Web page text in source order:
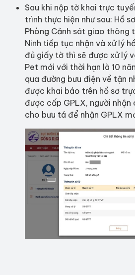
Sau khi nộp tờ khai trực
trình thực hiện như sau: Hồ
Phòng Cảnh sát giao thông
Ninh tiếp tục nhận và xử lý
đủ giấy tờ thì sẽ được xử lý
Pet mới với thời hạn là 10
qua đường bưu điện về tận
được khai báo trên hồ sơ
được cấp GPLX, người nhận
cho bưu tá để nhận GPLX